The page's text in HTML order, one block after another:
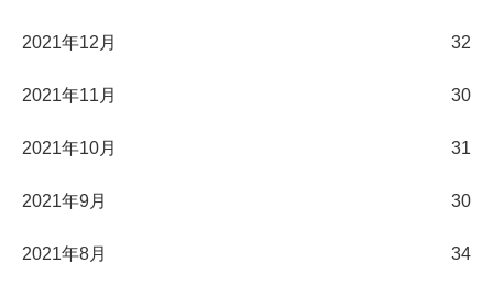
2021年12月 32
2021年11月 30
2021年10月 31
2021年9月 30
2021年8月 34